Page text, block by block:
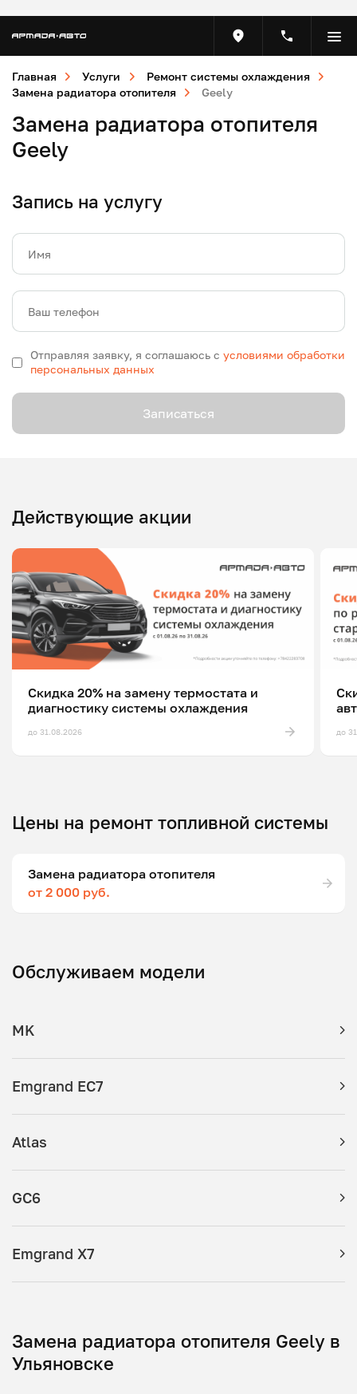
Главная Услуги
Ремонт системы охлаждения
Замена радиатора отопителя
Geely
Замена радиатора отопителя
Geely
Запись на услугу
Имя
Ваш телефон
Отправляя заявку, я соглашаюсь с условиями обработки
персональных данных
Записаться
Действующие акции
Скидка 20% на замену термостата и
диагностику системы охлаждения
до 31.08.2026 до
Цены на ремонт топливной системы
Замена радиатора отопителя
от 2 000 руб.
Обслуживаем модели
MK
Emgrand EC7
Atlas
GC6
Emgrand X7
Замена радиатора отопителя Geely в
Ульяновске